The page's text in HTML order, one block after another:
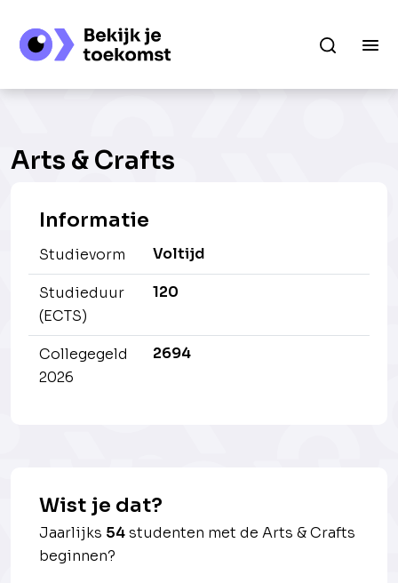
Arts & Crafts
Informatie
Studievorm Voltijd
Studieduur
(ECTS)
120
Collegegeld
2026
2694
Wist je dat?
Jaarlijks 54studenten met de Arts & Crafts
beginnen?